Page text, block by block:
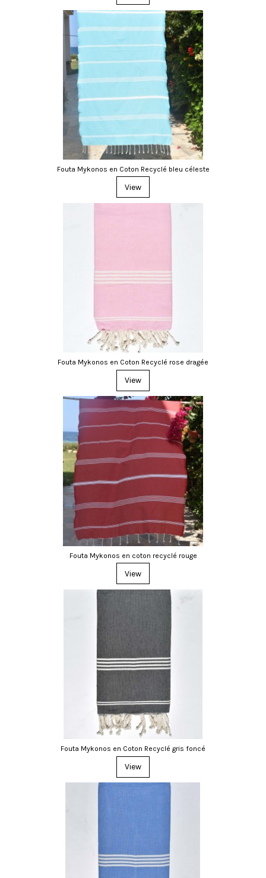
Fouta Mykonos en Coton Recyclé bleu céleste
View
Fouta Mykonos en Coton Recyclé rose dragée
View
Fouta Mykonos en coton recyclé rouge
View
Fouta Mykonos en Coton Recyclé gris foncé
View